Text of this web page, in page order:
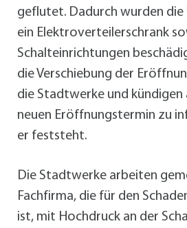
geflutet. Dadurch wurden
ein Elektroverteilerschrank
Schalteinrichtungen
die Verschiebung der
die Stadtwerke und kündigen
neuen Eröffnungstermin zu
er feststeht.
Die Stadtwerke arbeiten
Fachfirma, die für den
ist, mit Hochdruck an der